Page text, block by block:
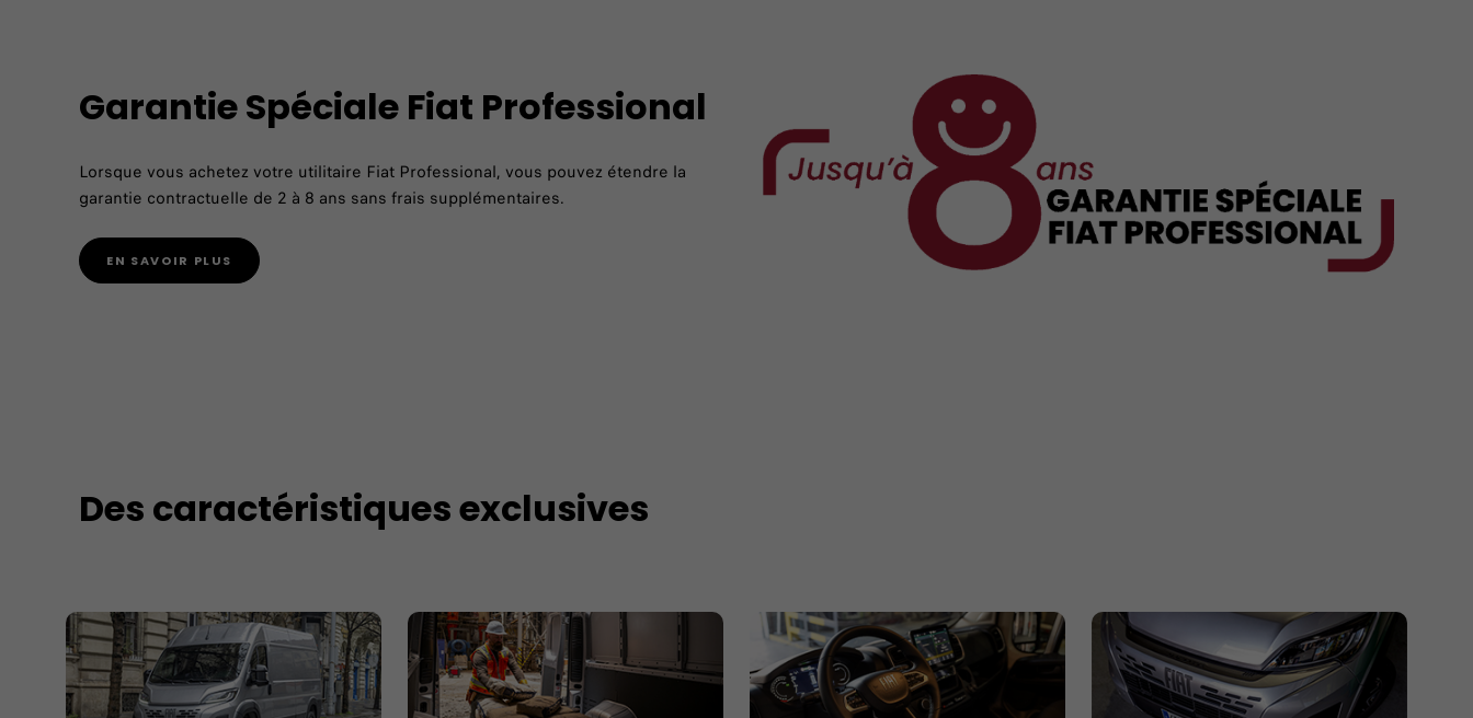
Garantie Spéciale Fiat Professional​
Lorsque vous achetez votre utilitaire Fiat Professional, vous pouvez étendre la
garantie contractuelle de 2 à 8 ans sans frais supplémentaires.
EN SAVOIR PLUS
Des caractéristiques exclusives